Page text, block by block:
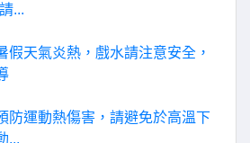
...
假天氣炎熱，戲水請注意安全，
防運動熱傷害，請避免於高溫下
...